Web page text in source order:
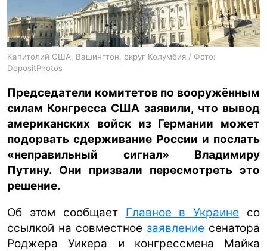
Капитолий США, Вашингтон, округ Колумбия / Фото:
DepositPhotos
Председатели комитетов по вооружённым
силам Конгресса США заявили, что вывод
американских войск из Германии может
подорвать сдерживание России и послать
«неправильный сигнал» Владимиру
Путину. Они призвали пересмотреть это
решение.
Об этом сообщает Главное в Украине со
ссылкой на совместное заявление сенатора
Роджера Уикера и конгрессмена Майка